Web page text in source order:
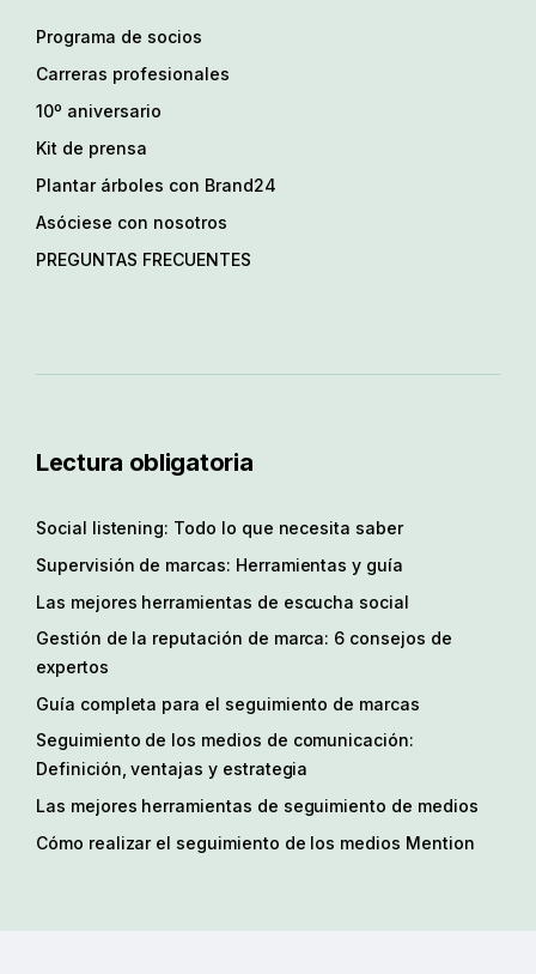
Programa de socios
Carreras profesionales
10º aniversario
Kit de prensa
Plantar árboles con Brand24
Asóciese con nosotros
PREGUNTAS FRECUENTES
Lectura obligatoria
Social listening: Todo lo que necesita saber
Supervisión de marcas: Herramientas y guía
Las mejores herramientas de escucha social
Gestión de la reputación de marca: 6 consejos de
expertos
Guía completa para el seguimiento de marcas
Seguimiento de los medios de comunicación:
Definición, ventajas y estrategia
Las mejores herramientas de seguimiento de medios
Cómo realizar el seguimiento de los medios Mention